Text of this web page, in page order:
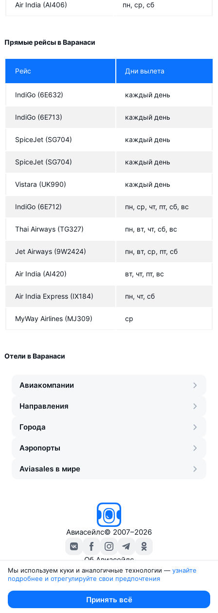
Air India (AI406) пн, ср, сб
Прямые рейсы в Варанаси
Рейс Дни вылета
IndiGo (6E632) каждый день
IndiGo (6E713) каждый день
SpiceJet (SG704) каждый день
SpiceJet (SG704) каждый день
Vistara (UK990) каждый день
IndiGo (6E712) пн, ср, чт, пт, сб, вс
Thai Airways (TG327) пн, вт, чт, сб, вс
Jet Airways (9W2424) пн, вт, ср, пт, сб
Air India (AI420) вт, чт, пт, вс
Air India Express (IX184) пн, чт, сб
MyWay Airlines (MJ309) ср
Отели в Варанаси
Авиакомпании
Направления
Города
Аэропорты
Aviasales в мире
Авиасейлс© 2007–2026
Об Авиасейлс
Пресс‑центр
Travelpayouts
Юридические документы
Мы используем куки и аналогичные технологии — узнайте
подробнее и отрегулируйте свои предпочтения
Принять всё